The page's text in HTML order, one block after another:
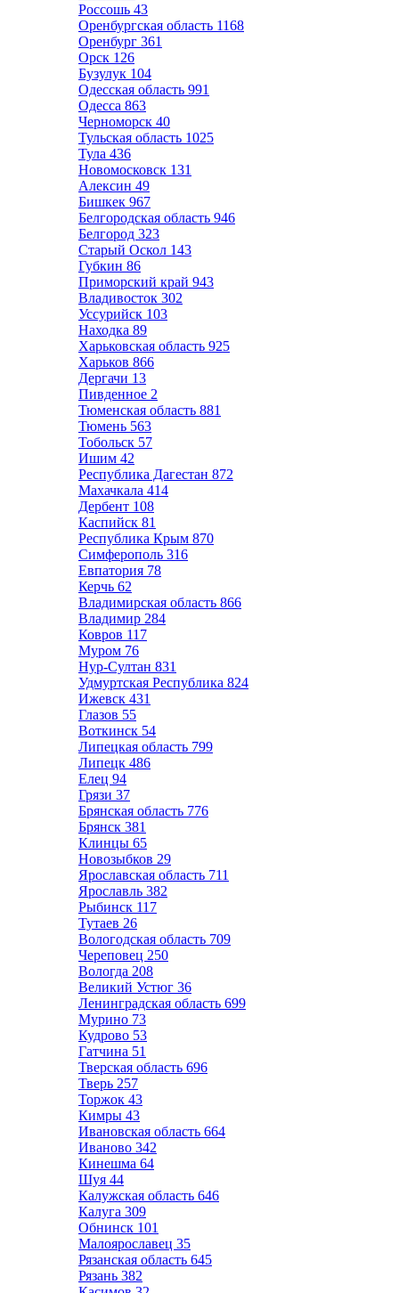
Россошь 43
Оренбургская область 1168
Оренбург 361
Орск 126
Бузулук 104
Одесская область 991
Одесса 863
Черноморск 40
Тульская область 1025
Тула 436
Новомосковск 131
Алексин 49
Бишкек 967
Белгородская область 946
Белгород 323
Старый Оскол 143
Губкин 86
Приморский край 943
Владивосток 302
Уссурийск 103
Находка 89
Харьковская область 925
Харьков 866
Дергачи 13
Пивденное 2
Тюменская область 881
Тюмень 563
Тобольск 57
Ишим 42
Республика Дагестан 872
Махачкала 414
Дербент 108
Каспийск 81
Республика Крым 870
Симферополь 316
Евпатория 78
Керчь 62
Владимирская область 866
Владимир 284
Ковров 117
Муром 76
Нур-Султан 831
Удмуртская Республика 824
Ижевск 431
Глазов 55
Воткинск 54
Липецкая область 799
Липецк 486
Елец 94
Грязи 37
Брянская область 776
Брянск 381
Клинцы 65
Новозыбков 29
Ярославская область 711
Ярославль 382
Рыбинск 117
Тутаев 26
Вологодская область 709
Череповец 250
Вологда 208
Великий Устюг 36
Ленинградская область 699
Мурино 73
Кудрово 53
Гатчина 51
Тверская область 696
Тверь 257
Торжок 43
Кимры 43
Ивановская область 664
Иваново 342
Кинешма 64
Шуя 44
Калужская область 646
Калуга 309
Обнинск 101
Малоярославец 35
Рязанская область 645
Рязань 382